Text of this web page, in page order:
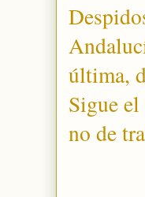
última,
Sigue
no de